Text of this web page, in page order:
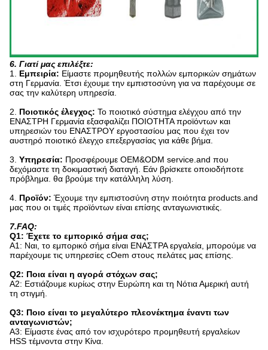
6. Γιατί μας επιλέξτε:
1. Εμπειρία: Είμαστε προμηθευτής πολλών εμπορικών σημάτων
στη Γερμανία. Έτσι έχουμε την εμπιστοσύνη για να παρέχουμε σε
σας την καλύτερη υπηρεσία.
2. Ποιοτικός έλεγχος: Το ποιοτικό σύστημα ελέγχου από την
ΕΝΑΣΤΡΗ Γερμανία εξασφαλίζει ΠΟΙΟΤΗΤΑ προϊόντων και
υπηρεσιών του ΕΝΑΣΤΡΟΥ εργοστασίου μας που έχει τον
αυστηρό ποιοτικό έλεγχο επεξεργασίας για κάθε βήμα.
3. Υπηρεσία: Προσφέρουμε OEM&ODM service.and που
δεχόμαστε τη δοκιμαστική διαταγή. Εάν βρίσκετε οποιοδήποτε
πρόβλημα. θα βρούμε την κατάλληλη λύση.
4. Προϊόν: Έχουμε την εμπιστοσύνη στην ποιότητα products.and
μας που οι τιμές προϊόντων είναι επίσης ανταγωνιστικές.
7.FAQ:
Q1: Έχετε το εμπορικό σήμα σας;
Α1: Ναι, το εμπορικό σήμα είναι ΕΝΑΣΤΡΑ εργαλεία, μπορούμε να
παρέχουμε τις υπηρεσίες cOem στους πελάτες μας επίσης.
Q2: Ποια είναι η αγορά στόχων σας;
A2: Εστιάζουμε κυρίως στην Ευρώπη και τη Νότια Αμερική αυτή
τη στιγμή.
Q3: Ποιο είναι το μεγαλύτερο πλεονέκτημα έναντι των
ανταγωνιστών;
A3: Είμαστε ένας από τον ισχυρότερο προμηθευτή εργαλείων
HSS τέμνοντα στην Κίνα.